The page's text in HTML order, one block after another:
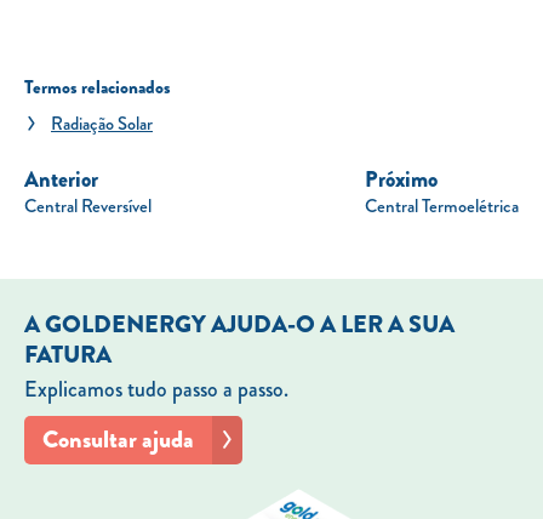
Termos relacionados
Radiação Solar
Anterior
Central Reversível
Próximo
Central Termoelétrica
A GOLDENERGY AJUDA-O A LER A SUA
FATURA
Explicamos tudo passo a passo.
Consultar ajuda